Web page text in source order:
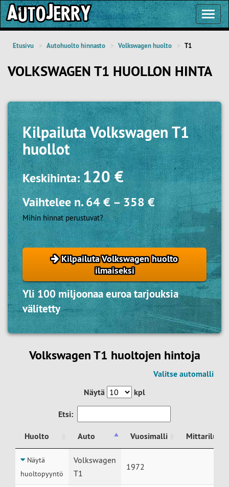
Etusivu Autohuolto hinnasto Volkswagen huolto T1
VOLKSWAGEN T1 HUOLLON HINTA
KilpailutaVolkswagen T1
huollot
Keskihinta:120 €
Vaihtelee n.64 €– 358 €
Mihin hinnat perustuvat?
Kilpailuta Volkswagen huolto
ilmaiseksi
Yli 100 miljoonaa euroa tarjouksia
välitetty
Volkswagen T1 huoltojen hintoja
Valitse automalli
Näytä
kpl
Etsi:
Huolto Auto Vuosimalli
Huolto
Auto
Näytä
huoltopyyntö
Volkswagen
T1
1972